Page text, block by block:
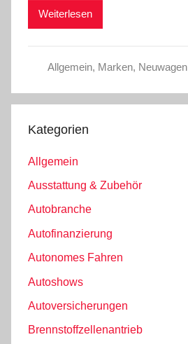
Weiterlesen
Allgemein, Marken, Neuwagen
Kategorien
Allgemein
Ausstattung & Zubehör
Autobranche
Autofinanzierung
Autonomes Fahren
Autoshows
Autoversicherungen
Brennstoffzellenantrieb